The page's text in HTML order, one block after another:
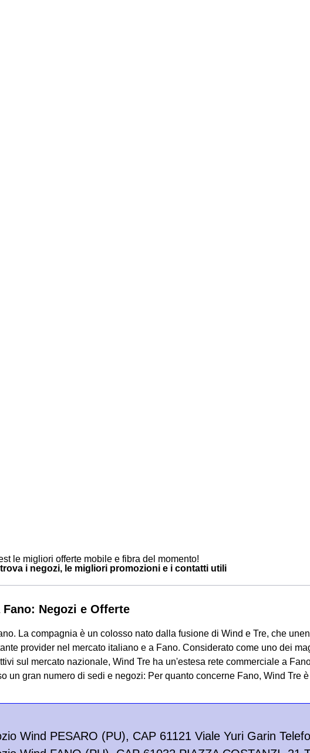
le migliori offerte mobile e fibra del momento!
i negozi, le migliori promozioni e i contatti utili
Fano: Negozi e Offerte
La compagnia è un colosso nato dalla fusione di Wind e Tre, che
provider nel mercato italiano e a Fano. Considerato come uno dei
sul mercato nazionale, Wind Tre ha un'estesa rete commerciale a
un gran numero di sedi e negozi: Per quanto concerne Fano, Wind Tre
Wind PESARO (PU), CAP 61121 Viale Yuri Garin